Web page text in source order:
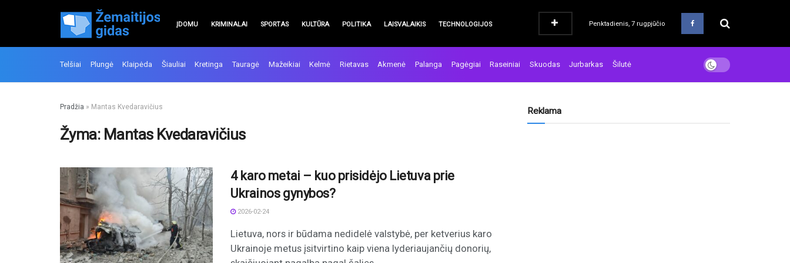
ĮDOMU KRIMINALAI SPORTAS KULTŪRA POLITIKA LAISVALAIKIS TECHNOLOGIJOS Penktadienis, 7 rugpjūčio
Telšiai Plungė Klaipėda Šiauliai Kretinga Tauragė Mažeikiai Kelmė Rietavas Akmenė Palanga Pagėgiai Raseiniai Skuodas Jurbarkas Šilutė
Pradžia » Mantas Kvedaravičius
Žyma: Mantas Kvedaravičius
4 karo metai – kuo prisidėjo Lietuva prie
Ukrainos gynybos?
2026-02-24
Lietuva, nors ir būdama nedidelė valstybė, per ketverius karo
Ukrainoje metus įsitvirtino kaip viena lyderiaujančių donorių,
Reklama